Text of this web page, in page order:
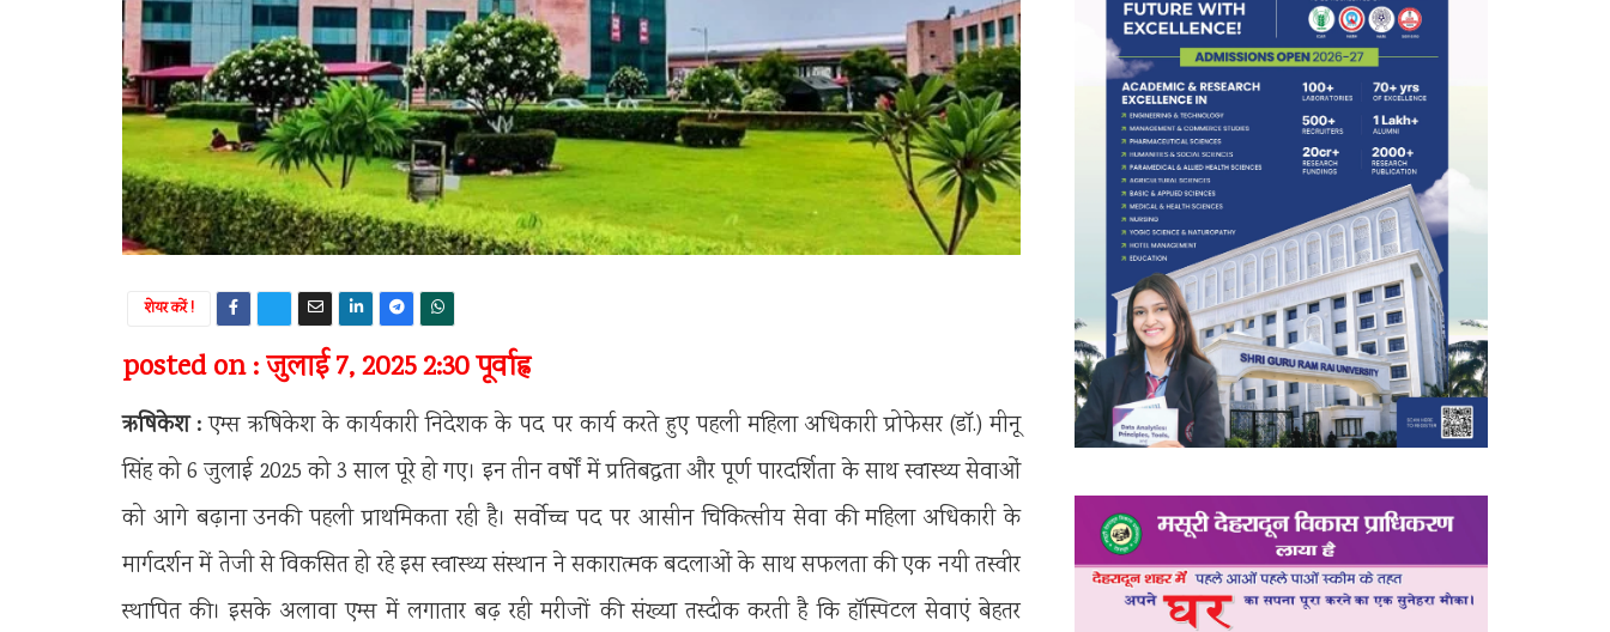
शेयर करें !
posted on : जुलाई 7, 2025 2:30 पूर्वाह्न
ऋषिकेश :एम्स ऋषिकेश के कार्यकारी निदेशक के पद पर कार्य करते हुए पहली महिला अधिकारी प्रोफेसर (डाॅ.) मीनू
सिंह को 6 जुलाई 2025 को 3 साल पूरे हो गए। इन तीन वर्षों में प्रतिबद्धता और पूर्ण पारदर्शिता के साथ स्वास्थ्य सेवाओं
को आगे बढ़ाना उनकी पहली प्राथमिकता रही है। सर्वोच्च पद पर आसीन चिकित्सीय सेवा की महिला अधिकारी के
मार्गदर्शन में तेजी से विकसित हो रहे इस स्वास्थ्य संस्थान ने सकारात्मक बदलाओं के साथ सफलता की एक नयी तस्वीर
स्थापित की। इसके अलावा एम्स में लगातार बढ़ रही मरीजों की संख्या तस्दीक करती है कि हाॅस्पिटल सेवाएं बेहतर